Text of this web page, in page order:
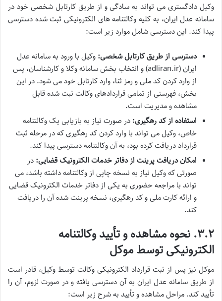
وکیل دادگستری می تواند به سادگی و از طریق کارتابل شخصی خود در
سامانه عدل ایران، به کلیه وکالتنامه های الکترونیکی ثبت شده دسترسی
پیدا کند. این دسترسی شامل موارد زیر است:
دسترسی از طریق کارتابل شخصی: وکیل با ورود به سامانه عدل
ایران (adliran.ir) و انتخاب بخش سامانه وکلا و کارشناسان، پس
از وارد کردن کد ملی و رمز ثنا، وارد کارتابل خود می شود. در این
بخش، فهرستی از تمامی قراردادهای وکالت ثبت شده قابل
مشاهده و مدیریت است.
استفاده از کد رهگیری: در صورت نیاز به بازیابی یک وکالتنامه
خاص، وکیل می تواند با وارد کردن کد رهگیری که در مرحله ثبت
قرارداد دریافت کرده بود، به آن وکالتنامه دسترسی پیدا کند.
امکان دریافت پرینت از دفاتر خدمات الکترونیک قضایی: در
صورتی که وکیل نیاز به نسخه چاپی از وکالتنامه داشته باشد، می
تواند با مراجعه حضوری به یکی از دفاتر خدمات الکترونیک قضایی
و ارائه کارت ملی و کد رهگیری، نسخه پرینت شده آن را دریافت
کند.
۳.۲. نحوه مشاهده و تأیید وکالتنامه
الکترونیکی توسط موکل
موکل نیز پس از ثبت قرارداد الکترونیکی وکالت توسط وکیل، قادر است
از طریق سامانه عدل ایران به آن دسترسی یافته و در صورت لزوم، آن را
تأیید کند. مراحل مشاهده و تأیید به شرح زیر است: